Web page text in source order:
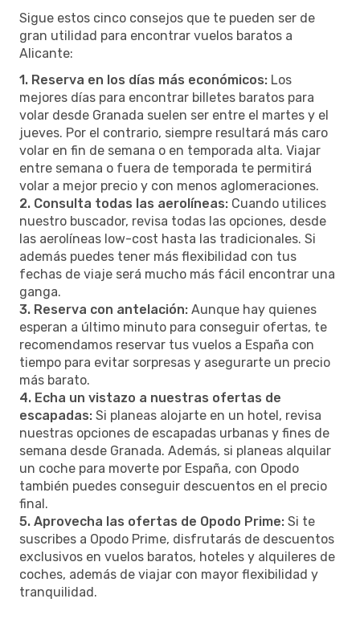
Sigue estos cinco consejos que te pueden ser de
gran utilidad para encontrar vuelos baratos a
Alicante:
1. Reserva en los días más económicos: Los
mejores días para encontrar billetes baratos para
volar desde Granada suelen ser entre el martes y el
jueves. Por el contrario, siempre resultará más caro
volar en fin de semana o en temporada alta. Viajar
entre semana o fuera de temporada te permitirá
volar a mejor precio y con menos aglomeraciones.
2. Consulta todas las aerolíneas: Cuando utilices
nuestro buscador, revisa todas las opciones, desde
las aerolíneas low-cost hasta las tradicionales. Si
además puedes tener más flexibilidad con tus
fechas de viaje será mucho más fácil encontrar una
ganga.
3. Reserva con antelación: Aunque hay quienes
esperan a último minuto para conseguir ofertas, te
recomendamos reservar tus vuelos a España con
tiempo para evitar sorpresas y asegurarte un precio
más barato.
4. Echa un vistazo a nuestras ofertas de
escapadas: Si planeas alojarte en un hotel, revisa
nuestras opciones de escapadas urbanas y fines de
semana desde Granada. Además, si planeas alquilar
un coche para moverte por España, con Opodo
también puedes conseguir descuentos en el precio
final.
5. Aprovecha las ofertas de Opodo Prime: Si te
suscribes a Opodo Prime, disfrutarás de descuentos
exclusivos en vuelos baratos, hoteles y alquileres de
coches, además de viajar con mayor flexibilidad y
tranquilidad.